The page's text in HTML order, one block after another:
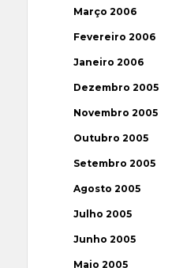
Março 2006
Fevereiro 2006
Janeiro 2006
Dezembro 2005
Novembro 2005
Outubro 2005
Setembro 2005
Agosto 2005
Julho 2005
Junho 2005
Maio 2005